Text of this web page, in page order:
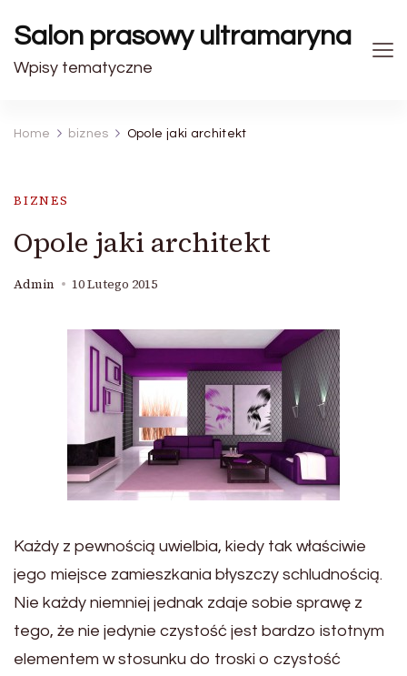
Salon prasowy ultramaryna
Wpisy tematyczne
Home biznes Opole jaki architekt
BIZNES
Opole jaki architekt
Admin 10 Lutego 2015
Każdy z pewnością uwielbia, kiedy tak właściwie
jego miejsce zamieszkania błyszczy schludnością.
Nie każdy niemniej jednak zdaje sobie sprawę z
tego, że nie jedynie czystość jest bardzo istotnym
elementem w stosunku do troski o czystość